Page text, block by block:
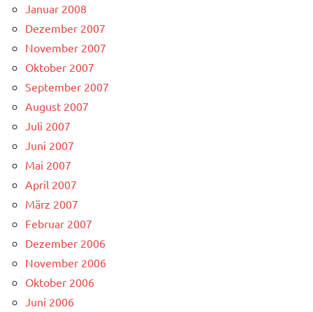
Januar 2008
Dezember 2007
November 2007
Oktober 2007
September 2007
August 2007
Juli 2007
Juni 2007
Mai 2007
April 2007
März 2007
Februar 2007
Dezember 2006
November 2006
Oktober 2006
Juni 2006